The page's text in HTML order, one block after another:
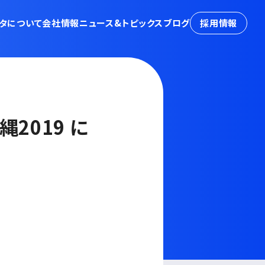
について会社情報ニュース&トピックスブログ 採用情報
2019 に